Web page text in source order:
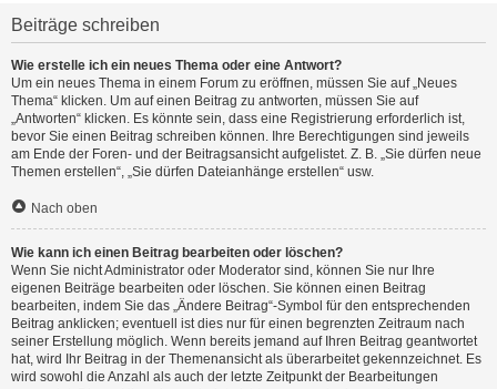
Beiträge schreiben
Wie erstelle ich ein neues Thema oder eine Antwort?
Um ein neues Thema in einem Forum zu eröffnen, müssen Sie auf „Neues
Thema“ klicken. Um auf einen Beitrag zu antworten, müssen Sie auf
„Antworten“ klicken. Es könnte sein, dass eine Registrierung erforderlich ist,
bevor Sie einen Beitrag schreiben können. Ihre Berechtigungen sind jeweils
am Ende der Foren- und der Beitragsansicht aufgelistet. Z. B. „Sie dürfen neue
Themen erstellen“, „Sie dürfen Dateianhänge erstellen“ usw.
Nach oben
Wie kann ich einen Beitrag bearbeiten oder löschen?
Wenn Sie nicht Administrator oder Moderator sind, können Sie nur Ihre
eigenen Beiträge bearbeiten oder löschen. Sie können einen Beitrag
bearbeiten, indem Sie das „Ändere Beitrag“-Symbol für den entsprechenden
Beitrag anklicken; eventuell ist dies nur für einen begrenzten Zeitraum nach
seiner Erstellung möglich. Wenn bereits jemand auf Ihren Beitrag geantwortet
hat, wird Ihr Beitrag in der Themenansicht als überarbeitet gekennzeichnet. Es
wird sowohl die Anzahl als auch der letzte Zeitpunkt der Bearbeitungen